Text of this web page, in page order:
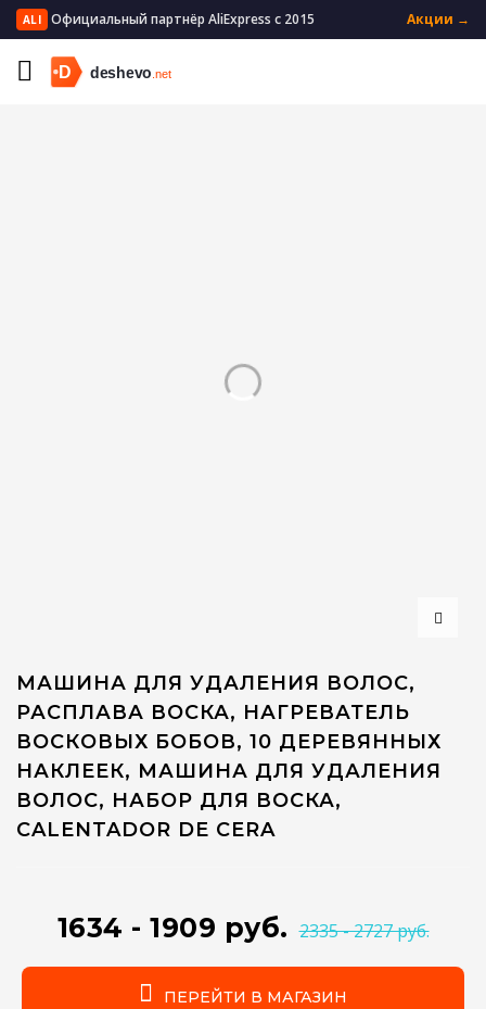
ALI Официальный партнёр AliExpress с 2015 Акции →
Главная Бытовая техника
Воскоплавы
МАШИНА ДЛЯ УДАЛЕНИЯ ВОЛОС,
РАСПЛАВА ВОСКА, НАГРЕВАТЕЛЬ
ВОСКОВЫХ БОБОВ, 10 ДЕРЕВЯННЫХ
НАКЛЕЕК, МАШИНА ДЛЯ УДАЛЕНИЯ
ВОЛОС, НАБОР ДЛЯ ВОСКА,
CALENTADOR DE CERA
1634 - 1909 руб. 2335 - 2727 руб.
ПЕРЕЙТИ В МАГАЗИН